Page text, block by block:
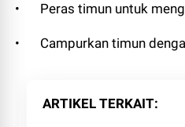
• Peras timun untuk
• Campurkan timun
ARTIKEL TERKAIT